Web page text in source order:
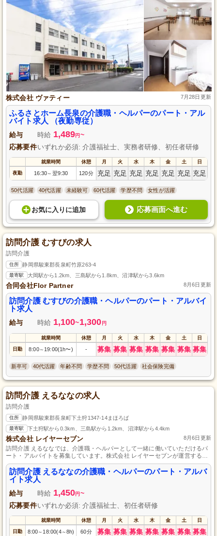
株式会社 ヴァティー 7月28日更新
ふるさとホーム長泉の介護職・ヘルパーのパート・アル
バイト求人 （夜勤専従）
給与 時給 1,489円 ~
応募要件いずれか必須: 介護福祉士、実務者研修、初任者研修
就業時間 休憩 月 火 水 木 金 土 日
夜勤 16:30～ 翌9:30 120分 充足 充足 充足 充足 充足 充足 充足
50代活躍 40代活躍 未経験可 60代活躍 学歴不問 女性が活躍
お気に入り に追加 応募画面へ進む
訪問介護 むすびの求人
訪問介護
住所 静岡県駿東郡長泉町竹原263-4
最寄駅 大岡駅から1.2km、三島駅から1.8km、沼津駅から3.6km
合同会社Flor Partner 8月6日更新
訪問介護 むすびの介護職・ヘルパーのパート・アルバイ
ト求人
給与 時給 1,100~1,300 円
就業時間 休憩 月 火 水 木 金 土 日
日勤 8:00～ 19:00(1h〜) - 募集 募集 募集 募集 募集 募集 募集
新卒可 40代活躍 年齢不問 学歴不問 50代活躍 社会保険完備
訪問介護 えるななの求人
訪問介護
住所 静岡県駿東郡長泉町下土狩1347-14まほろば
最寄駅 下土狩駅から0.3km、三島駅から1.2km、沼津駅から4.4km
株式会社 レイヤーセブン 8月6日更新
訪問介護 えるななでは、介護職・ヘルパーとして一緒に働いていただけるパ
ート・アルバイトを募集しています。株式会社 レイヤーセブンが運営する当
施設で、密接に利用者に寄り添える充実した日々を送りませんか？資格や経
験に不安がある方でも大歓迎です。私たちと共に、心温まるサービスを提供
しましょう。詳細はお気軽にお問い合わせください。お待ちしております。
訪問介護 えるななの介護職・ヘルパーのパート・アルバ
イト求人
給与 時給 1,450円 ~
応募要件いずれか必須: 介護福祉士、初任者研修
就業時間 休憩 月 火 水 木 金 土 日
日勤 8:00～ 18:00(4～8h) 60分 募集 募集 募集 募集 募集 募集 募集